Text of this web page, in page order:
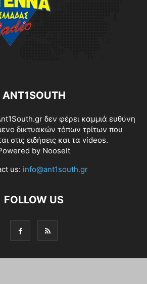
ANT1SOUTH
δεν φέρει καμμιά ευθύνη
δικτυακών τόπων τρίτων που
στις ειδήσεις και τα videos.
by NooseIt
us: info@ant1south.gr
FOLLOW US